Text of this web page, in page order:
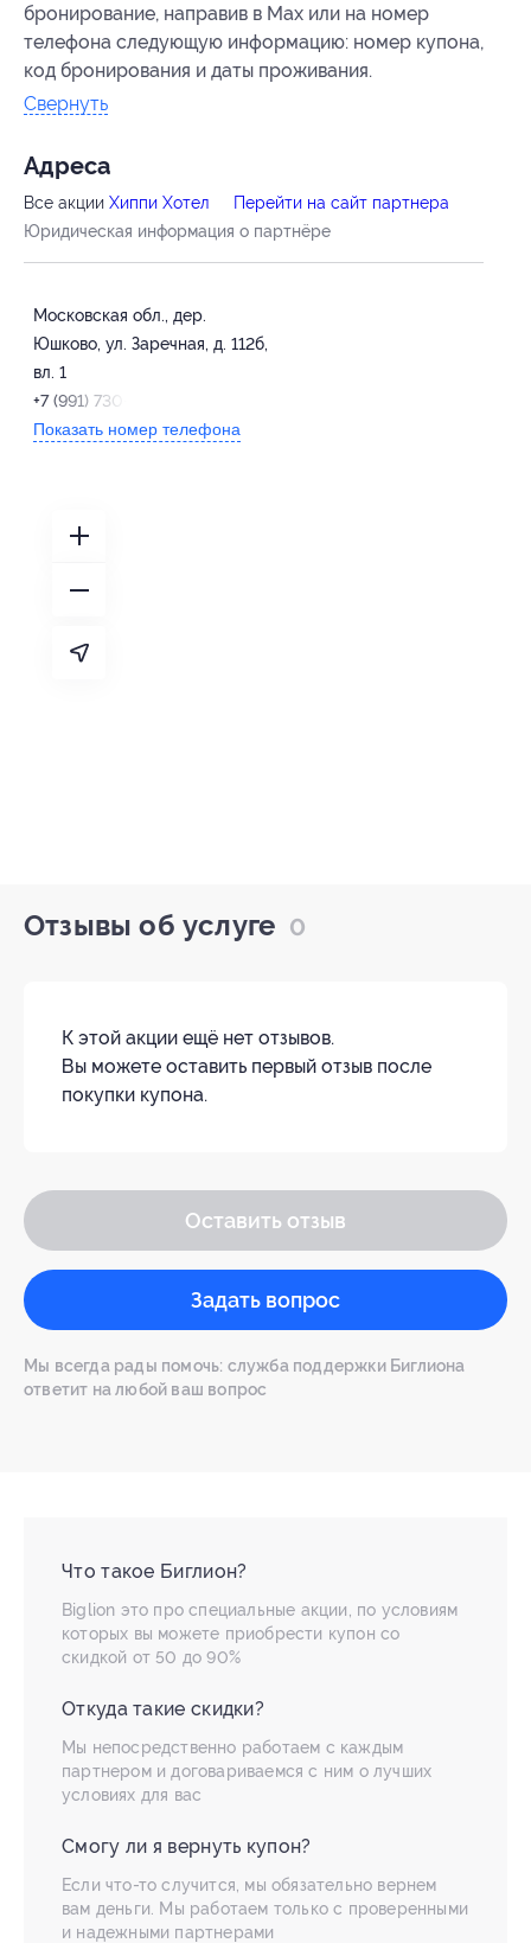
бронирование, направив в Max или на номер
телефона следующую информацию: номер купона,
код бронирования и даты проживания.
Свернуть
Адресa
Все акции Хиппи Хотел
Перейти на сайт партнера
Юридическая информация о партнёре
Московская обл., дер.
Юшково, ул. Заречная, д. 112б,
вл. 1
+7 (991) 730-02-73
Показать номер телефона
Отзывы об услуге 0
К этой акции ещё нет отзывов.
Вы можете оставить первый отзыв после
покупки купона.
Оставить отзыв
Задать вопрос
Мы всегда рады помочь: служба поддержки Биглиона
ответит на любой ваш вопрос
Что такое Биглион?
Biglion это про специальные акции, по условиям
которых вы можете приобрести купон со
скидкой от 50 до 90%
Откуда такие скидки?
Мы непосредственно работаем с каждым
партнером и договариваемся с ним о лучших
условиях для вас
Смогу ли я вернуть купон?
Если что-то случится, мы обязательно вернем
вам деньги. Мы работаем только с проверенными
и надежными партнерами